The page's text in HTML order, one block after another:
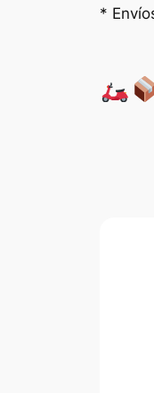
*